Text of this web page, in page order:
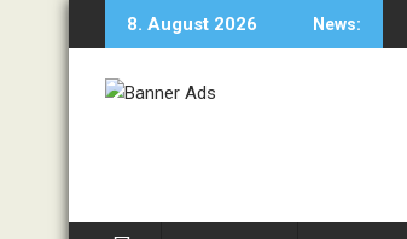
8. August 2026 News: